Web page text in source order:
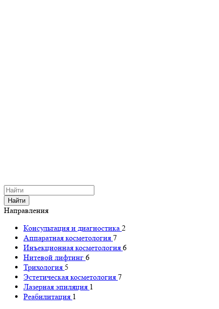
Найти
Направления
Консультация и диагностика 2
Аппаратная косметология 7
Инъекционная косметология 6
Нитевой лифтинг 6
Трихология 5
Эстетическая косметология 7
Лазерная эпиляция 1
Реабилитация 1